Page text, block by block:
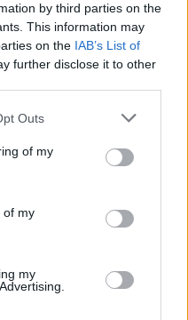
by third parties on the
This information may
on the IAB’s List of
further disclose it to other
Outs
of my
of my
my
ΑΡΘΡΑ